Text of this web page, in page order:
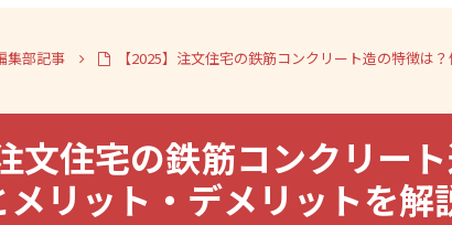
集部記事
【2025】注文住宅の鉄筋コンクリート造の特徴は
文住宅の鉄筋コンクリー
リット・デメリットを解